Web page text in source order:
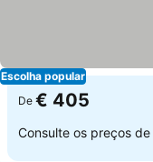
Escolha popular
De € 405
Consulte os preços de